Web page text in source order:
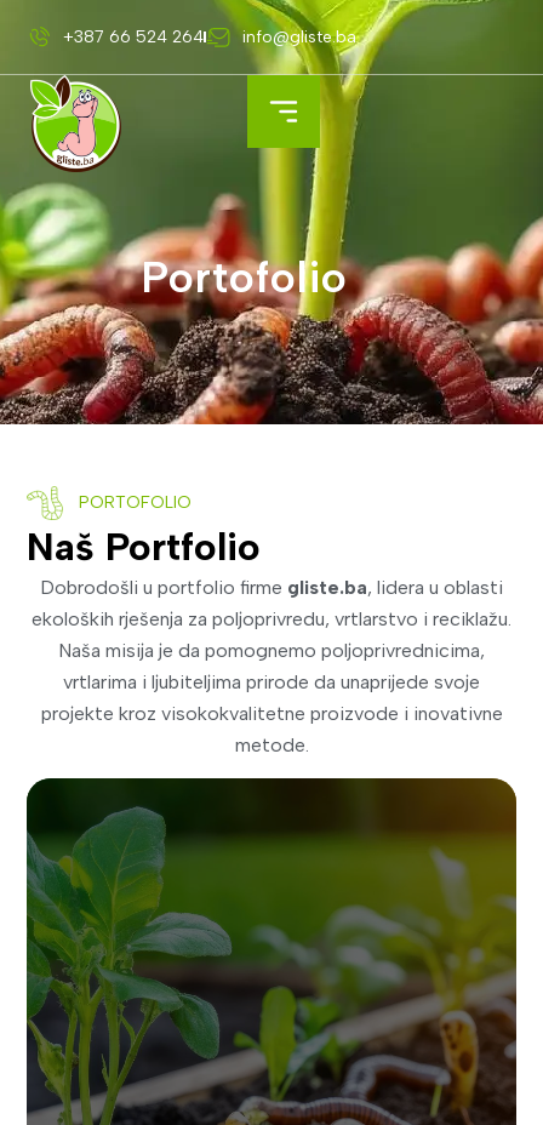
+387 66 524 264 info@gliste.ba
Portofolio
PORTOFOLIO
Naš Portfolio
Dobrodošli u portfolio firme gliste.ba, lidera u oblasti
ekoloških rješenja za poljoprivredu, vrtlarstvo i reciklažu.
Naša misija je da pomognemo poljoprivrednicima,
vrtlarima i ljubiteljima prirode da unaprijede svoje
projekte kroz visokokvalitetne proizvode i inovativne
metode.